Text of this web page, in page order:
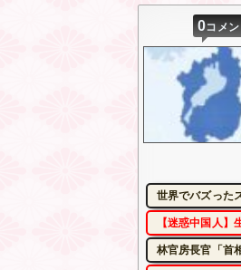
0コメン
世界でバズった
【迷惑中国人】
林官房長官「首